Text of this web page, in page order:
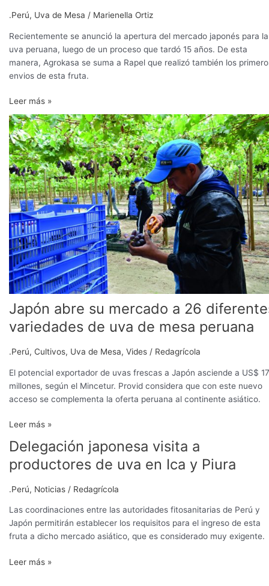
.Perú, Uva de Mesa / Marienella Ortiz
Recientemente se anunció la apertura del mercado japonés para la
uva peruana, luego de un proceso que tardó 15 años. De esta
manera, Agrokasa se suma a Rapel que realizó también los
envios de esta fruta.
Leer más »
Japón abre su mercado a 26
variedades de uva de mesa peruana
.Perú, Cultivos, Uva de Mesa, Vides / Redagrícola
El potencial exportador de uvas frescas a Japón asciende a US$ 17
millones, según el Mincetur. Provid considera que con este nuevo
acceso se complementa la oferta peruana al continente asiático.
Japón
abre
su
mercado
a
26
diferentes
variedades
de
uva
de
mesa
peruana
Leer más »
Delegación japonesa visita a
productores de uva en Ica y Piura
.Perú, Noticias / Redagrícola
Las coordinaciones entre las autoridades fitosanitarias de Perú y
Japón permitirán establecer los requisitos para el ingreso de esta
fruta a dicho mercado asiático, que es considerado muy exigente.
Delegación
japonesa
visita
productores
de
uva
en
y
Leer más »